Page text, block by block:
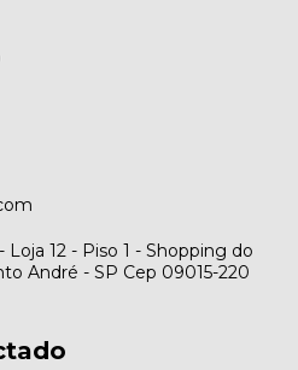
Loja 12 - Piso 1 - Shopping do
André - SP Cep 09015-220